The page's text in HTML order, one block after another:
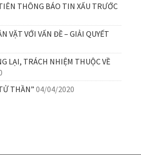
THÔNG BÁO TIN XẤU TRƯỚC
VẶT VỚI VẤN ĐỀ – GIẢI QUYẾT
LẠI, TRÁCH NHIỆM THUỘC VỀ
THẦN” 04/04/2020